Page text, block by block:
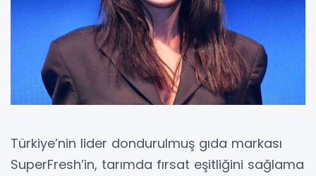
Türkiye’nin lider dondurulmuş gıda markası
SuperFresh’in, tarımda fırsat eşitliğini sağlama